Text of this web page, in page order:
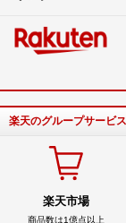
楽天のグループサービス
楽天市場
商品数は1億点以上